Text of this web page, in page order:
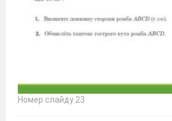
Номер слайду 23